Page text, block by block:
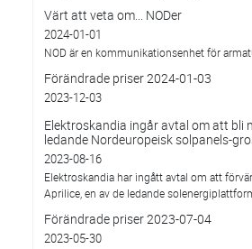
Värt att veta om... NODer
2024-01-01
NOD är en kommunikationsenhet för
Förändrade priser 2024-01-03
2023-12-03
Elektroskandia ingår avtal om att bli
ledande Nordeuropeisk solpanels-
2023-08-16
Elektroskandia har ingått avtal om att
Aprilice, en av de ledande
Förändrade priser 2023-07-04
2023-05-30